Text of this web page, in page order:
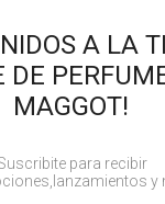
(C
JESSAMY
A LA
DE
MAGGOT!
para recibir
y